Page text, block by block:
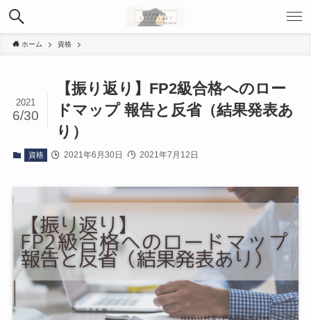
ホーム 資格
【振り返り】FP2級合格へのロー
ドマップ 報告と反省（結果発表あ
り）
2021
6/30
資格 2021年6月30日 2021年7月12日